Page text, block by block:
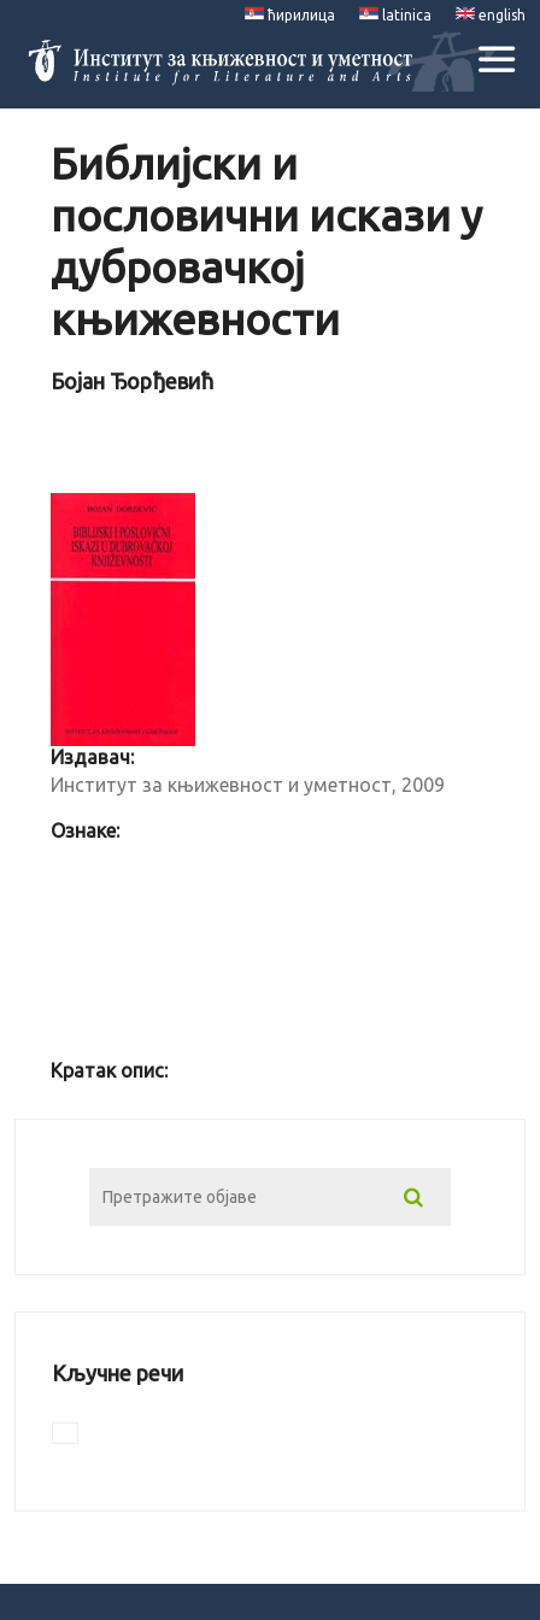
ћирилица latinica english
Библијски и
пословични искази у
дубровачкој
књижевности
Бојан Ђорђевић
Издавач:
Институт за књижевност и уметност, 2009
Ознаке:
Кратак опис:
Кључне речи